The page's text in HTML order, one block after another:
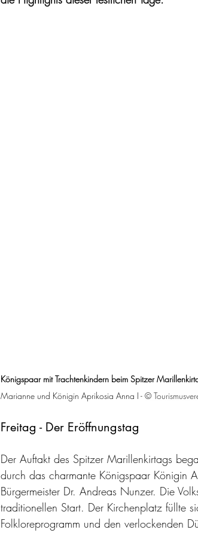
Königspaar mit Trachtenkindern beim Spitzer
Marianne und Königin Aprikosia Anna I - ©
Freitag - Der Eröffnungstag
Der Auftakt des Spitzer Marillenkirtags
durch das charmante Königspaar
Bürgermeister Dr. Andreas Nunzer. Die
traditionellen Start. Der Kirchenplatz füllte
Folkloreprogramm und den verlockenden